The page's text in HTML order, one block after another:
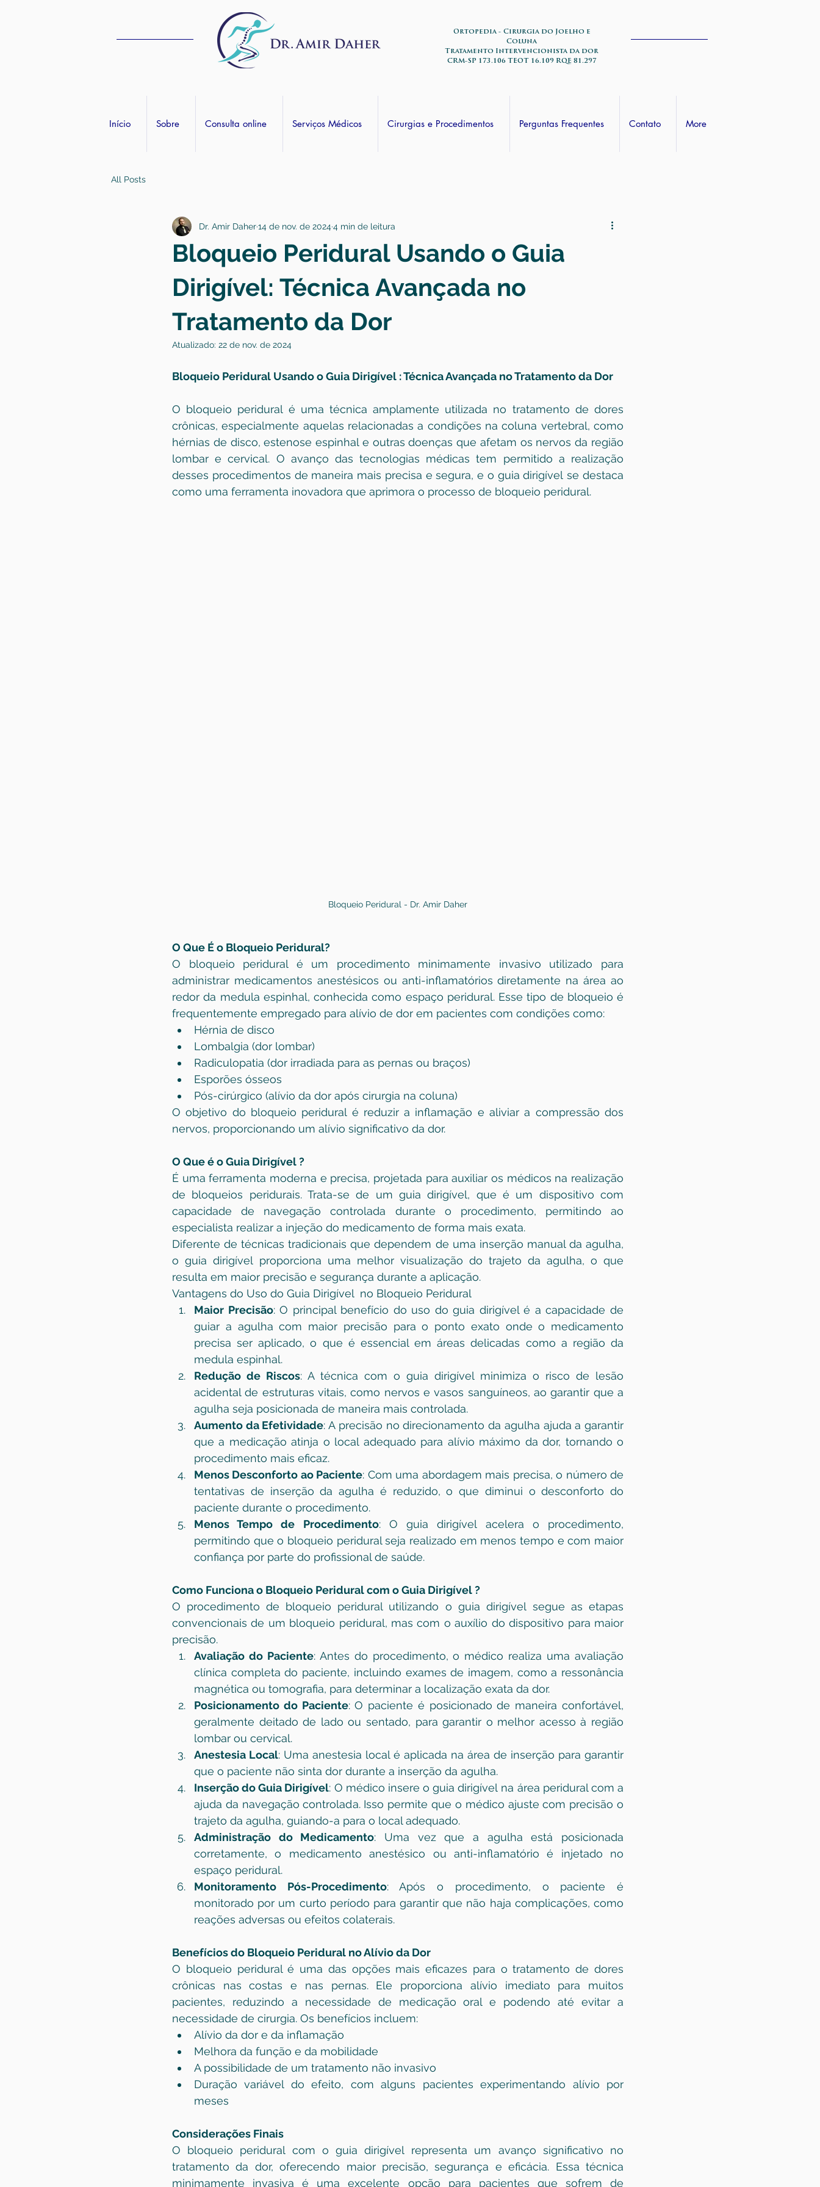
Ortopedia - Cirurgia do Joelho e
Coluna
Tratamento Intervencionista da dor
CRM-SP 173.106 TEOT 16.109 RQE 81.297
Início Sobre Consulta online Serviços Médicos Cirurgias e Procedimentos Perguntas Frequentes Contato More
All Posts
Bloqueio Peridural Usando o Guia
Dirigível: Técnica Avançada no
Tratamento da Dor
Dr. Amir Daher14 de nov. de 20244 min de leitura
Atualizado: 22 de nov. de 2024
Bloqueio Peridural Usando o Guia Dirigível : Técnica Avançada no Tratamento da Dor
O bloqueio peridural é uma técnica amplamente utilizada no tratamento de dores
crônicas, especialmente aquelas relacionadas a condições na coluna vertebral, como
hérnias de disco, estenose espinhal e outras doenças que afetam os nervos da região
lombar e cervical. O avanço das tecnologias médicas tem permitido a realização
desses procedimentos de maneira mais precisa e segura, e o guia dirigível se destaca
como uma ferramenta inovadora que aprimora o processo de bloqueio peridural.
Bloqueio Peridural - Dr. Amir Daher
O Que É o Bloqueio Peridural?
O bloqueio peridural é um procedimento minimamente invasivo utilizado para
administrar medicamentos anestésicos ou anti-inflamatórios diretamente na área ao
redor da medula espinhal, conhecida como espaço peridural. Esse tipo de bloqueio é
frequentemente empregado para alívio de dor em pacientes com condições como:
Hérnia de disco
Lombalgia (dor lombar)
Radiculopatia (dor irradiada para as pernas ou braços)
Esporões ósseos
Pós-cirúrgico (alívio da dor após cirurgia na coluna)
O objetivo do bloqueio peridural é reduzir a inflamação e aliviar a compressão dos
nervos, proporcionando um alívio significativo da dor.
O Que é o Guia Dirigível ?
É uma ferramenta moderna e precisa, projetada para auxiliar os médicos na realização
de bloqueios peridurais. Trata-se de um guia dirigível, que é um dispositivo com
capacidade de navegação controlada durante o procedimento, permitindo ao
especialista realizar a injeção do medicamento de forma mais exata.
Diferente de técnicas tradicionais que dependem de uma inserção manual da agulha,
o guia dirigível proporciona uma melhor visualização do trajeto da agulha, o que
resulta em maior precisão e segurança durante a aplicação.
Vantagens do Uso do Guia Dirigível  no Bloqueio Peridural
Maior Precisão: O principal benefício do uso do guia dirigível é a capacidade de
guiar a agulha com maior precisão para o ponto exato onde o medicamento
precisa ser aplicado, o que é essencial em áreas delicadas como a região da
medula espinhal.
Redução de Riscos: A técnica com o guia dirigível minimiza o risco de lesão
acidental de estruturas vitais, como nervos e vasos sanguíneos, ao garantir que a
agulha seja posicionada de maneira mais controlada.
Aumento da Efetividade: A precisão no direcionamento da agulha ajuda a garantir
que a medicação atinja o local adequado para alívio máximo da dor, tornando o
procedimento mais eficaz.
Menos Desconforto ao Paciente: Com uma abordagem mais precisa, o número de
tentativas de inserção da agulha é reduzido, o que diminui o desconforto do
paciente durante o procedimento.
Menos Tempo de Procedimento: O guia dirigível acelera o procedimento,
permitindo que o bloqueio peridural seja realizado em menos tempo e com maior
confiança por parte do profissional de saúde.
Como Funciona o Bloqueio Peridural com o Guia Dirigível ?
O procedimento de bloqueio peridural utilizando o guia dirigível segue as etapas
convencionais de um bloqueio peridural, mas com o auxílio do dispositivo para maior
precisão.
Avaliação do Paciente: Antes do procedimento, o médico realiza uma avaliação
clínica completa do paciente, incluindo exames de imagem, como a ressonância
magnética ou tomografia, para determinar a localização exata da dor.
Posicionamento do Paciente: O paciente é posicionado de maneira confortável,
geralmente deitado de lado ou sentado, para garantir o melhor acesso à região
lombar ou cervical.
Anestesia Local: Uma anestesia local é aplicada na área de inserção para garantir
que o paciente não sinta dor durante a inserção da agulha.
Inserção do Guia Dirigível: O médico insere o guia dirigível na área peridural com a
ajuda da navegação controlada. Isso permite que o médico ajuste com precisão o
trajeto da agulha, guiando-a para o local adequado.
Administração do Medicamento: Uma vez que a agulha está posicionada
corretamente, o medicamento anestésico ou anti-inflamatório é injetado no
espaço peridural.
Monitoramento Pós-Procedimento: Após o procedimento, o paciente é
monitorado por um curto período para garantir que não haja complicações, como
reações adversas ou efeitos colaterais.
Benefícios do Bloqueio Peridural no Alívio da Dor
O bloqueio peridural é uma das opções mais eficazes para o tratamento de dores
crônicas nas costas e nas pernas. Ele proporciona alívio imediato para muitos
pacientes, reduzindo a necessidade de medicação oral e podendo até evitar a
necessidade de cirurgia. Os benefícios incluem:
Alívio da dor e da inflamação
Melhora da função e da mobilidade
A possibilidade de um tratamento não invasivo
Duração variável do efeito, com alguns pacientes experimentando alívio por
meses
Considerações Finais
O bloqueio peridural com o guia dirigível representa um avanço significativo no
tratamento da dor, oferecendo maior precisão, segurança e eficácia. Essa técnica
minimamente invasiva é uma excelente opção para pacientes que sofrem de